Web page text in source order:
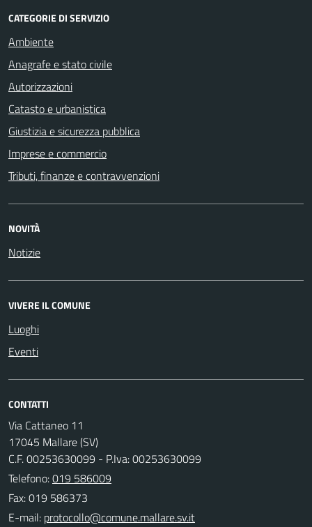
CATEGORIE DI SERVIZIO
Ambiente
Anagrafe e stato civile
Autorizzazioni
Catasto e urbanistica
Giustizia e sicurezza pubblica
Imprese e commercio
Tributi, finanze e contravvenzioni
NOVITÀ
Notizie
VIVERE IL COMUNE
Luoghi
Eventi
CONTATTI
Via Cattaneo 11
17045 Mallare (SV)
C.F. 00253630099 - P.Iva: 00253630099
Telefono:019 586009
Fax: 019 586373
E-mail: